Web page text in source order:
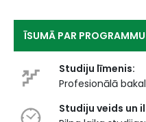
ĪSUMĀ PAR PROGRAMMU
Studiju līmenis:
Profesionālā
Studiju veids un